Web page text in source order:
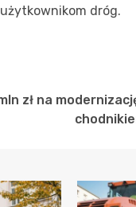
dróg.
zł na